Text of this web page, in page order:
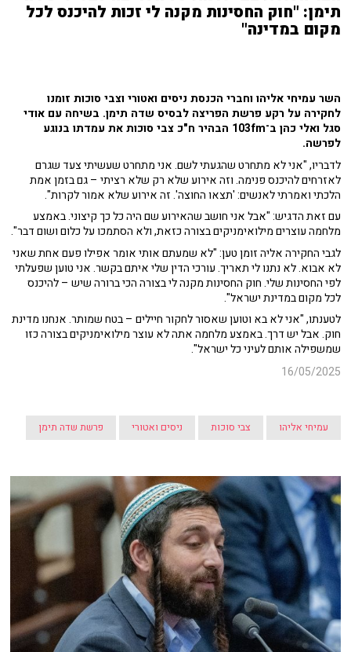
תימן: "חוק החסינות מקנה לי זכות להיכנס לכל
מקום במדינה"
השר עמיחי אליהו וחברי הכנסת ניסים ואטורי וצבי סוכות זומנו
לחקירה על רקע פרשת הפריצה לבסיס שדה תימן. בשיחה עם אודי
סגל ואלי כהן ב־103fm הבהיר ח"כ צבי סוכות את עמדתו בנוגע
לפרשה.
לדבריו, "אני לא מתחרט שהגעתי לשם. אני מתחרט שעשיתי צעד שגרם
לאזרחים להיכנס פנימה. וזה אירוע שלא רק שלא רציתי – גם בזמן אמת
הלכתי ואמרתי לאנשים: 'תצאו החוצה'. זה אירוע שלא אמור לקרות".
עם זאת הדגיש: "אבל אני חושב שהאירוע שם היה כל כך קיצוני. באמצע
מלחמה עוצרים מילואימניקים בצורה כזאת, ולא הסתמכו על כלום ושום דבר".
לגבי החקירה אליה זומן טען: "לא שמעתם אותי אומר אפילו פעם אחת שאני
לא אבוא. לא נתנו לי תאריך. עורכי הדין שלי איתם בקשר. אני טוען שפעלתי
לפי החסינות שלי. חוק החסינות מקנה לי בצורה הכי ברורה שיש – להיכנס
לכל מקום במדינת ישראל".
לטענתו, "אני לא בא וטוען שאסור לחקור חיילים – בטח שמותר. אנחנו מדינת
חוק. אבל יש דרך. באמצע מלחמה אתה לא עוצר מילואימניקים בצורה כזו
שמשפילה אותם לעיני כל ישראל".
16/05/2025
עמיחי אליהו צבי סוכות ניסים ואטורי פרשת שדה תימן